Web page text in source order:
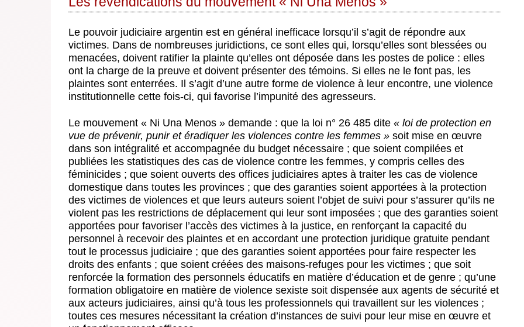
Le pouvoir judiciaire argentin est en général inefficace lorsqu’il s’agit de répondre aux
victimes. Dans de nombreuses juridictions, ce sont elles qui, lorsqu’elles sont blessées ou
menacées, doivent ratifier la plainte qu’elles ont déposée dans les postes de police : elles
ont la charge de la preuve et doivent présenter des témoins. Si elles ne le font pas, les
plaintes sont enterrées. Il s’agit d’une autre forme de violence à leur encontre, une violence
institutionnelle cette fois-ci, qui favorise l’impunité des agresseurs.
Le mouvement « Ni Una Menos » demande : que la loi n° 26 485 dite « loi de protection en
vue de prévenir, punir et éradiquer les violences contre les femmes » soit mise en œuvre
dans son intégralité et accompagnée du budget nécessaire ; que soient compilées et
publiées les statistiques des cas de violence contre les femmes, y compris celles des
féminicides ; que soient ouverts des offices judiciaires aptes à traiter les cas de violence
domestique dans toutes les provinces ; que des garanties soient apportées à la protection
des victimes de violences et que leurs auteurs soient l’objet de suivi pour s’assurer qu’ils ne
violent pas les restrictions de déplacement qui leur sont imposées ; que des garanties soient
apportées pour favoriser l’accès des victimes à la justice, en renforçant la capacité du
personnel à recevoir des plaintes et en accordant une protection juridique gratuite pendant
tout le processus judiciaire ; que des garanties soient apportées pour faire respecter les
droits des enfants ; que soient créées des maisons-refuges pour les victimes ; que soit
renforcée la formation des personnels éducatifs en matière d’éducation et de genre ; qu’une
formation obligatoire en matière de violence sexiste soit dispensée aux agents de sécurité et
aux acteurs judiciaires, ainsi qu’à tous les professionnels qui travaillent sur les violences ;
toutes ces mesures nécessitant la création d’instances de suivi pour leur mise en œuvre et